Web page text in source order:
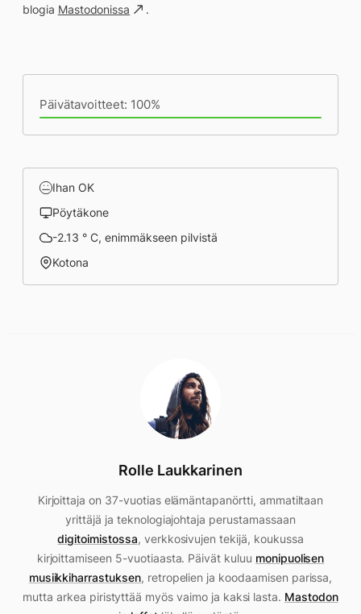
blogia Mastodonissa .
Päivätavoitteet: 100%
Ihan OK
Pöytäkone
-2.13 ° C, enimmäkseen pilvistä
Kotona
Rolle Laukkarinen
Kirjoittaja on 37-vuotias elämäntapanörtti, ammatiltaan
yrittäjä ja teknologiajohtaja perustamassaan
digitoimistossa, verkkosivujen tekijä, koukussa
kirjoittamiseen 5-vuotiaasta. Päivät kuluu monipuolisen
musiikkiharrastuksen, retropelien ja koodaamisen parissa,
mutta arkea piristyttää myös vaimo ja kaksi lasta. Mastodon